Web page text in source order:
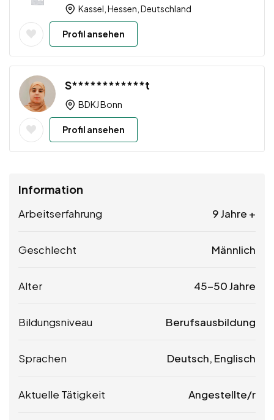
Kassel, Hessen, Deutschland
Profil ansehen
S************t
BDKJ Bonn
Profil ansehen
Information
Arbeitserfahrung 9 Jahre +
Geschlecht Männlich
Alter 45-50 Jahre
Bildungsniveau Berufsausbildung
Sprachen Deutsch, Englisch
Aktuelle Tätigkeit Angestellte/r